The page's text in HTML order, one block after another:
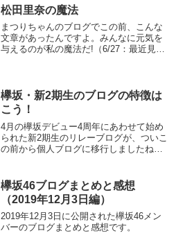
けど、これはゆっかー、葵ちゃん、保乃
ちゃんで欅祭り...
松田里奈の魔法
まつりちゃんのブログでこの前、こんな
文章があったんですよ。みんなに元気を
与えるのが私の魔法だ!（6/27：最近見た
な～と思いました。...
欅坂・新2期生のブログの特徴は
こう！
4月の欅坂デビュー4周年にあわせて始め
られた新2期生のリレーブログが、ついこ
の前から個人ブログに移行しましたね
ました。遠藤光莉：品の良さが光る！遠
藤ちゃんのブログは、...
欅坂46ブログまとめと感想
（2019年12月3日編）
2019年12月3日に公開された欅坂46メン
バーのブログまとめと感想です。